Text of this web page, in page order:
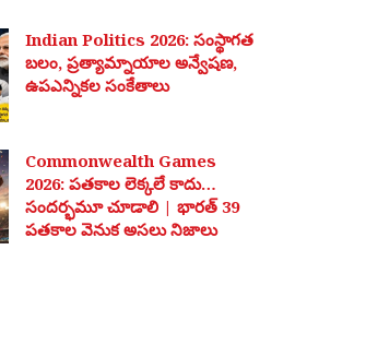
Indian Politics 2026: సంస్థాగత
బలం, ప్రత్యామ్నాయాల అన్వేషణ,
ఉపఎన్నికల సంకేతాలు
Commonwealth Games
2026: పతకాల లెక్కలే కాదు…
సందర్భమూ చూడాలి | భారత్ 39
పతకాల వెనుక అసలు నిజాలు